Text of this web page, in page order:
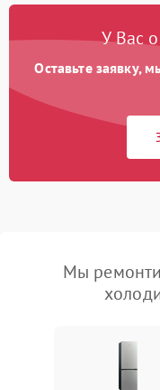
У Вас
Оставьте заявку,
Мы